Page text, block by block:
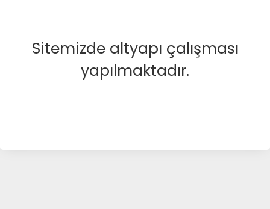
Sitemizde altyapı çalışması
yapılmaktadır.